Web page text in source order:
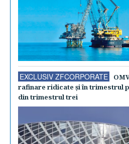
EXCLUSIV ZFCORPORATE
rafinare ridicate şi în trimestrul
din trimestrul trei